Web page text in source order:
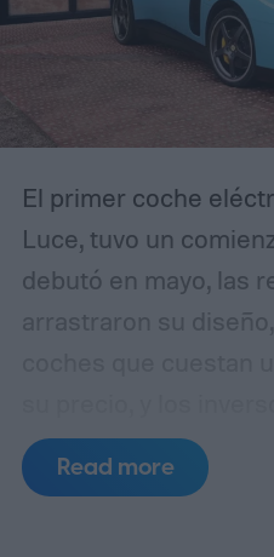
El primer coche
Luce, tuvo un
debutó en mayo, las
arrastraron su
quedaron contentos,
acciones de Ferrari
Read more